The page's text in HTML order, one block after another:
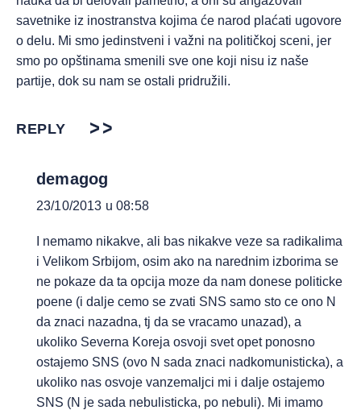
savetnike iz inostranstva kojima će narod plaćati ugovore
o delu. Mi smo jedinstveni i važni na političkoj sceni, jer
smo po opštinama smenili sve one koji nisu iz naše
partije, dok su nam se ostali pridružili.
REPLY
demagog
23/10/2013 u 08:58
I nemamo nikakve, ali bas nikakve veze sa radikalima
i Velikom Srbijom, osim ako na narednim izborima se
ne pokaze da ta opcija moze da nam donese politicke
poene (i dalje cemo se zvati SNS samo sto ce ono N
da znaci nazadna, tj da se vracamo unazad), a
ukoliko Severna Koreja osvoji svet opet ponosno
ostajemo SNS (ovo N sada znaci nadkomunisticka), a
ukoliko nas osvoje vanzemaljci mi i dalje ostajemo
SNS (N je sada nebulisticka, po nebuli). Mi imamo